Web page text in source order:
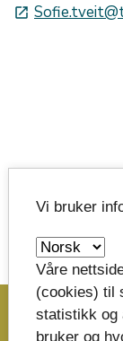
launch
Publisert:
16.09.2024
Oppdatert:
06.03.2026 kl.16:30
Vi bruker
Våre
(cookies) til
statistikk og
bruker og